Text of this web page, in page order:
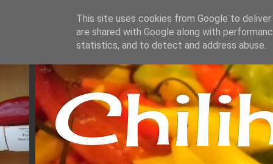
This site uses cookies from Google to
are shared with Google along with
statistics, and to detect and address abuse.